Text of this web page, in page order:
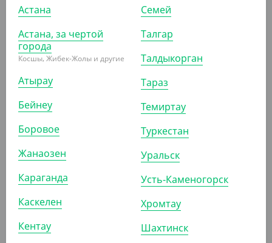
АРТ. 71100
4 767₸
Швабра 120 см, с распылителем для мытья полов,
ШТ
Астана
Астана, за чертой
города
Косшы, Жибек-Жолы и другие
Атырау
Бейнеу
Боровое
Жанаозен
Караганда
Каскелен
Кентау
Семей
Талгар
Талдыкорган
Тараз
Темиртау
Туркестан
Уральск
Усть-Каменогорск
Хромтау
Шахтинск